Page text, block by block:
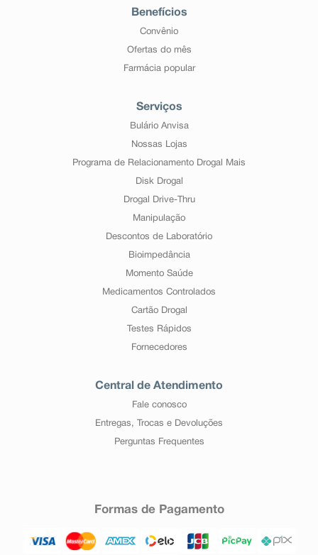
Benefícios
Convênio
Ofertas do mês
Farmácia popular
Serviços
Bulário Anvisa
Nossas Lojas
Programa de Relacionamento Drogal Mais
Disk Drogal
Drogal Drive-Thru
Manipulação
Descontos de Laboratório
Bioimpedância
Momento Saúde
Medicamentos Controlados
Cartão Drogal
Testes Rápidos
Fornecedores
Central de Atendimento
Fale conosco
Entregas, Trocas e Devoluções
Perguntas Frequentes
Formas de Pagamento